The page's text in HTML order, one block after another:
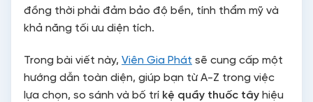
đồng thời phải đảm bảo độ bền, tính thẩm mỹ và
khả năng tối ưu diện tích.
Trong bài viết này, Viên Gia Phát sẽ cung cấp một
hướng dẫn toàn diện, giúp bạn từ A-Z trong việc
lựa chọn, so sánh và bố trí kệ quầy thuốc tây hiệu